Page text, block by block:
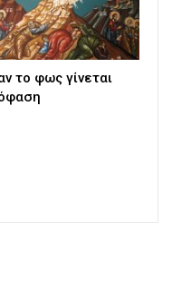
το φως γίνεται